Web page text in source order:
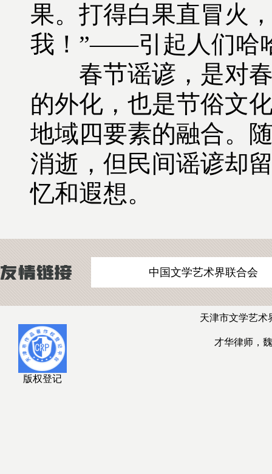
果。打得白果直冒火
我！”——引起人们哈
春节谣谚，是对春
的外化，也是节俗文
地域四要素的融合。
消逝，但民间谣谚却
忆和遐想。
中国文学艺术界联合会
版权登记
天津市文学艺术
才华律师，